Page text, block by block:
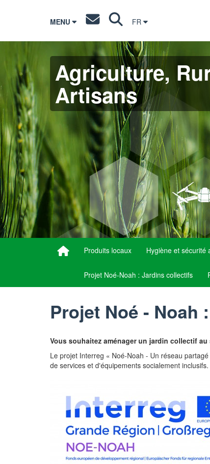
MENU FR
Agriculture,
Artisans
Produits locaux Hygiène et sécurité
Projet Noé-Noah : Jardins collectifs
Projet Noé - Noah
Vous souhaitez aménager un jardin collectif
Le projet Interreg « Noé-Noah - Un réseau
de services et d'équipements socialement inclusifs.